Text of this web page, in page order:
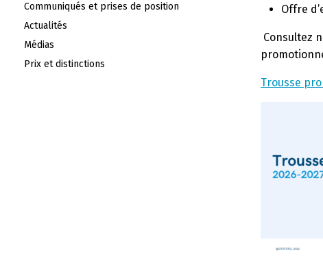
Offre
Consultez
Trousse
Communiqués et prises de position
Actualités
Médias
Prix et distinctions